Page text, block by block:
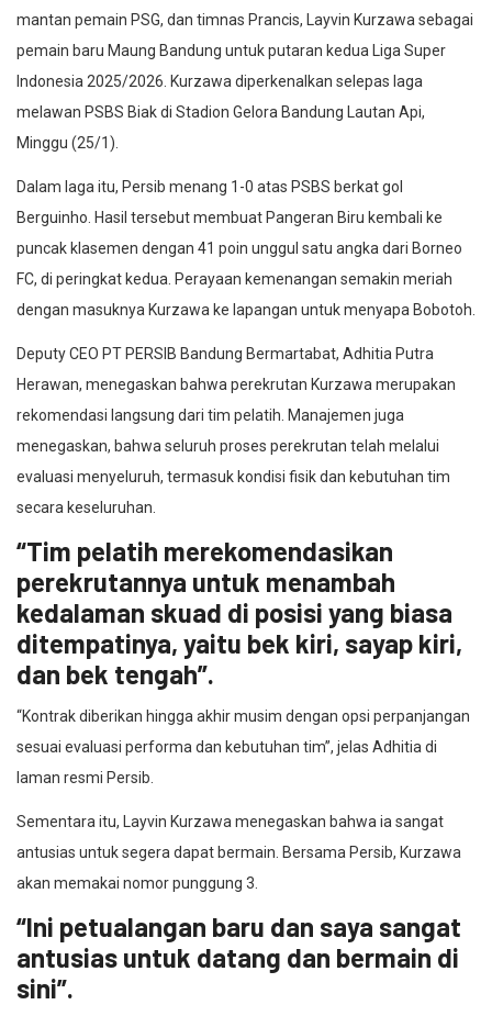
mantan pemain PSG, dan timnas Prancis, Layvin Kurzawa sebagai
pemain baru Maung Bandung untuk putaran kedua Liga Super
Indonesia 2025/2026. Kurzawa diperkenalkan selepas laga
melawan PSBS Biak di Stadion Gelora Bandung Lautan Api,
Minggu (25/1).
Dalam laga itu, Persib menang 1-0 atas PSBS berkat gol
Berguinho. Hasil tersebut membuat Pangeran Biru kembali ke
puncak klasemen dengan 41 poin unggul satu angka dari Borneo
FC, di peringkat kedua. Perayaan kemenangan semakin meriah
dengan masuknya Kurzawa ke lapangan untuk menyapa Bobotoh.
Deputy CEO PT PERSIB Bandung Bermartabat, Adhitia Putra
Herawan, menegaskan bahwa perekrutan Kurzawa merupakan
rekomendasi langsung dari tim pelatih. Manajemen juga
menegaskan, bahwa seluruh proses perekrutan telah melalui
evaluasi menyeluruh, termasuk kondisi fisik dan kebutuhan tim
secara keseluruhan.
“Tim pelatih merekomendasikan
perekrutannya untuk menambah
kedalaman skuad di posisi yang biasa
ditempatinya, yaitu bek kiri, sayap kiri,
dan bek tengah”.
“Kontrak diberikan hingga akhir musim dengan opsi perpanjangan
sesuai evaluasi performa dan kebutuhan tim”, jelas Adhitia di
laman resmi Persib.
Sementara itu, Layvin Kurzawa menegaskan bahwa ia sangat
antusias untuk segera dapat bermain. Bersama Persib, Kurzawa
akan memakai nomor punggung 3.
“Ini petualangan baru dan saya sangat
antusias untuk datang dan bermain di
sini”.